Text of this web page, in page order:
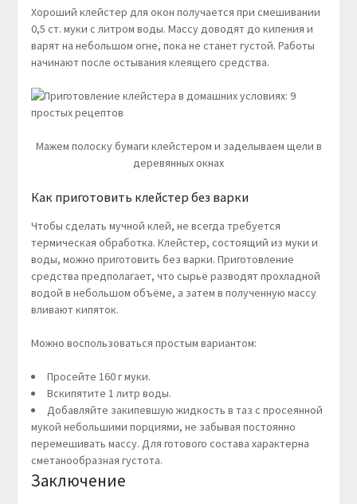
Хороший клейстер для окон получается при смешивании
0,5 ст. муки с литром воды. Массу доводят до кипения и
варят на небольшом огне, пока не станет густой. Работы
начинают после остывания клеящего средства.
Мажем полоску бумаги клейстером и заделываем щели в
деревянных окнах
Как приготовить клейстер без варки
Чтобы сделать мучной клей, не всегда требуется
термическая обработка. Клейстер, состоящий из муки и
воды, можно приготовить без варки. Приготовление
средства предполагает, что сырьё разводят прохладной
водой в небольшом объёме, а затем в полученную массу
вливают кипяток.
Можно воспользоваться простым вариантом:
Просейте 160 г муки.
Вскипятите 1 литр воды.
Добавляйте закипевшую жидкость в таз с просеянной
мукой небольшими порциями, не забывая постоянно
перемешивать массу. Для готового состава характерна
сметанообразная густота.
Заключение